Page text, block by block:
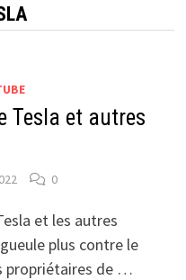
Tesla et autres
0
et les autres
plus contre le
propriétaires de …